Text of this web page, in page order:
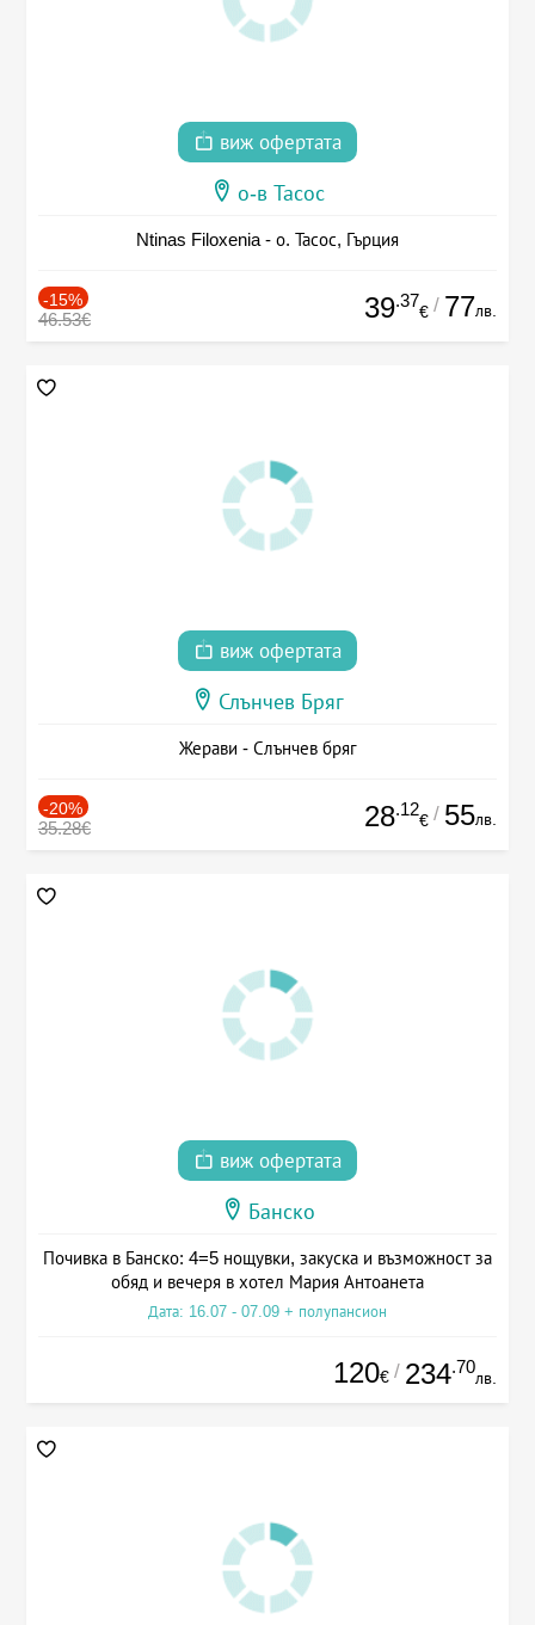
виж офертата
о-в Тасос
Ntinas Filoxenia - о. Тасос, Гърция
-15%
46.53€ 39.37
€ / 77лв.
виж офертата
Слънчев Бряг
Жерави - Слънчев бряг
-20%
35.28€ 28.12
€ / 55лв.
виж офертата
Банско
Почивка в Банско: 4=5 нощувки, закуска и възможност за
обяд и вечеря в хотел Мария Антоанета
Дата: 16.07 - 07.09 + полупансион
120€ / 234.70
лв.